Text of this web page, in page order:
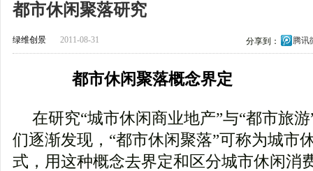
都市休闲聚落研究
绿维创景 2011-08-31 分享到： 腾讯
都市休闲聚落概念界定
在研究“城市休闲商业地产”与“都市旅
们逐渐发现，“都市休闲聚落”可称为城市
式，用这种概念去界定和区分城市休闲消